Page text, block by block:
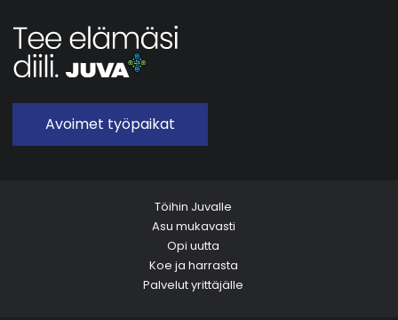
Avoimet työpaikat
Töihin Juvalle
Asu mukavasti
Opi uutta
Koe ja harrasta
Palvelut yrittäjälle